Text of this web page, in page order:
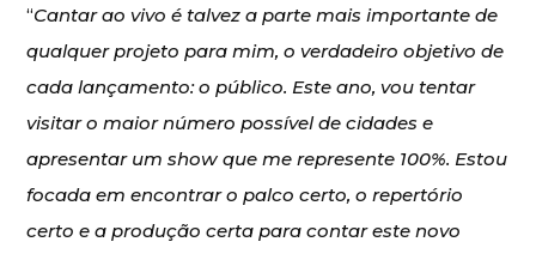
“Cantar ao vivo é talvez a parte mais importante de
qualquer projeto para mim, o verdadeiro objetivo de
cada lançamento: o público. Este ano, vou tentar
visitar o maior número possível de cidades e
apresentar um show que me represente 100%. Estou
focada em encontrar o palco certo, o repertório
certo e a produção certa para contar este novo